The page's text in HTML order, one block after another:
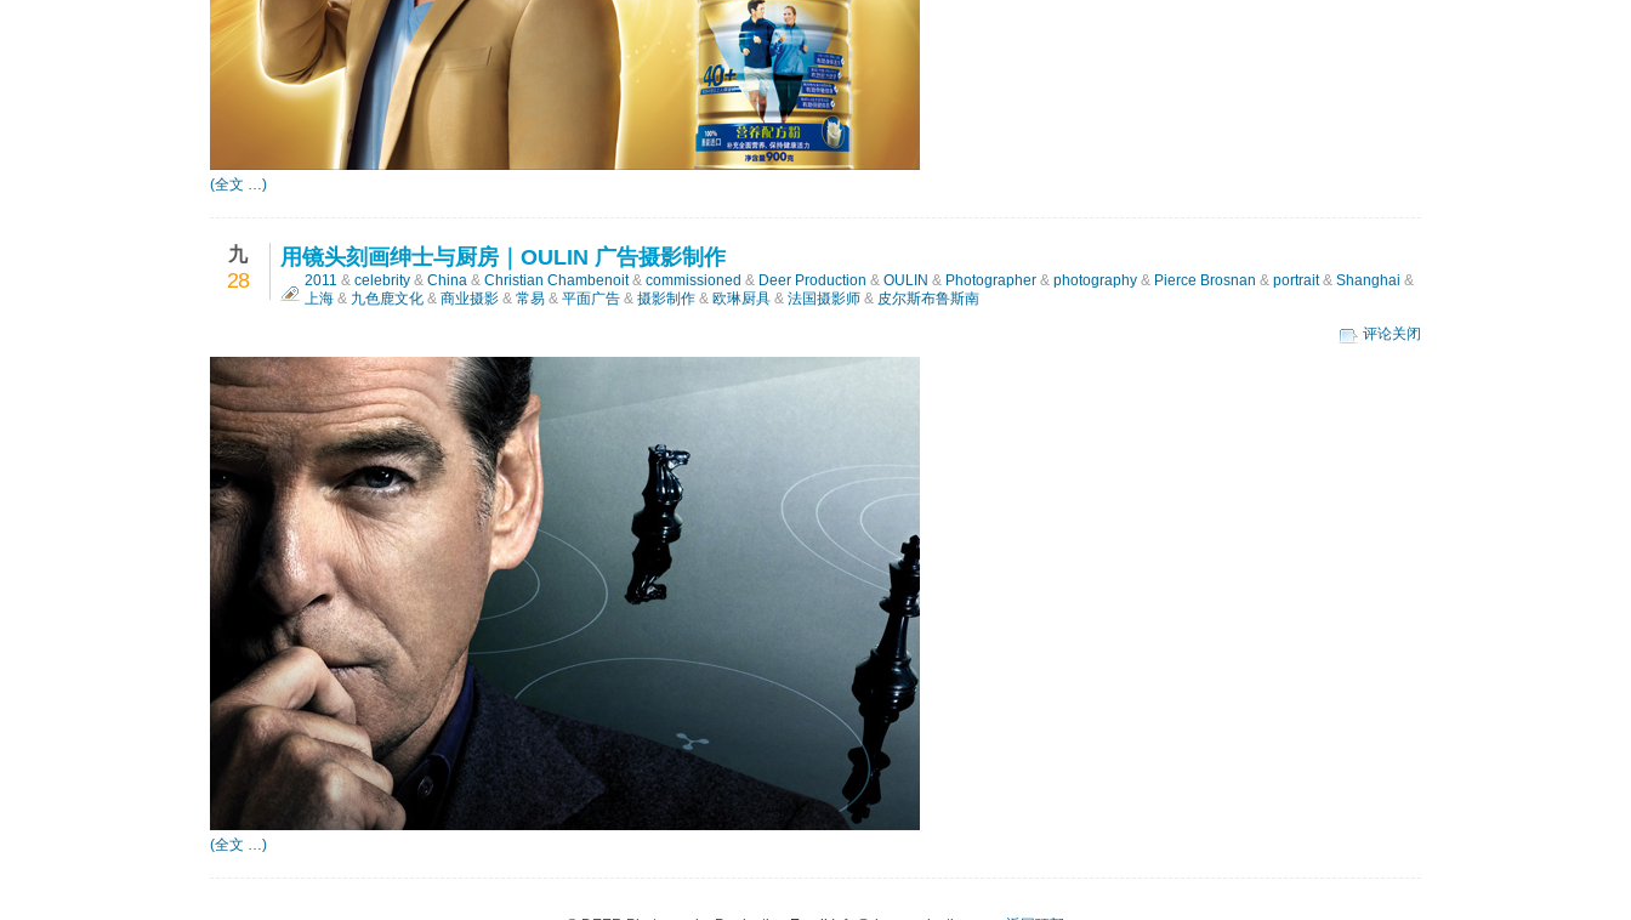
(全文 …)
九
28
用镜头刻画绅士与厨房｜OULIN 广告摄影制作
2011 & celebrity & China & Christian Chambenoit& commissioned & Deer Production & OULIN & Photographer & photography & Pierce Brosnan & portrait& Shanghai &
上海 & 九色鹿文化 & 商业摄影 & 常易 & 平面广告 & 摄影制作 & 欧琳厨具 & 法国摄影师 & 皮尔斯布鲁斯南
评论关闭
(全文 …)